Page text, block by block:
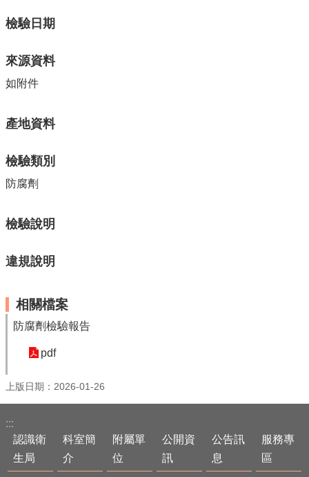
位
公
開
資
公
息
服
專
主
區
English
頁
站
導
覽
檢驗日期
來源資料
如附件
產地資料
檢驗類別
防腐劑
檢驗說明
違規說明
相關檔案
防腐劑檢驗報告
pdf
上版日期：2026-01-26
:::
認識衛
生局
科室簡
介
附屬單
位
公開資
訊
公告訊
息
服務專
區